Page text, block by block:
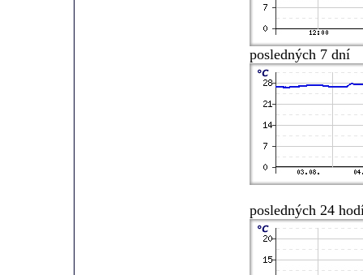
posledných 7 dní
posledných 24